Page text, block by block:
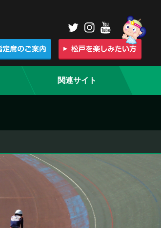
関連サイト